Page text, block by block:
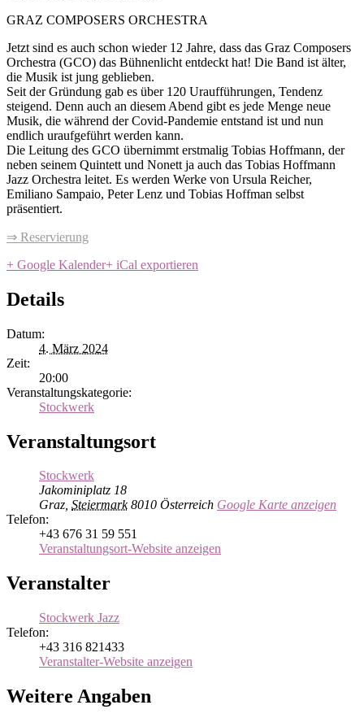
GRAZ COMPOSERS ORCHESTRA
Jetzt sind es auch schon wieder 12 Jahre, dass das Graz Composers
Orchestra (GCO) das Bühnenlicht entdeckt hat! Die Band ist älter,
die Musik ist jung geblieben.
Seit der Gründung gab es über 120 Uraufführungen, Tendenz
steigend. Denn auch an diesem Abend gibt es jede Menge neue
Musik, die während der Covid-Pandemie entstand ist und nun
endlich uraufgeführt werden kann.
Die Leitung des GCO übernimmt erstmalig Tobias Hoffmann, der
neben seinem Quintett und Nonett ja auch das Tobias Hoffmann
Jazz Orchestra leitet. Es werden Werke von Ursula Reicher,
Emiliano Sampaio, Peter Lenz und Tobias Hoffman selbst
präsentiert.
⇒ Reservierung
+ Google Kalender+ iCal exportieren
Details
Datum:
4. März 2024
Zeit:
20:00
Veranstaltungskategorie:
Stockwerk
Veranstaltungsort
Stockwerk
Jakominiplatz 18
Graz, Steiermark 8010 Österreich Google Karte anzeigen
Telefon:
+43 676 31 59 551
Veranstaltungsort-Website anzeigen
Veranstalter
Stockwerk Jazz
Telefon:
+43 316 821433
Veranstalter-Website anzeigen
Weitere Angaben